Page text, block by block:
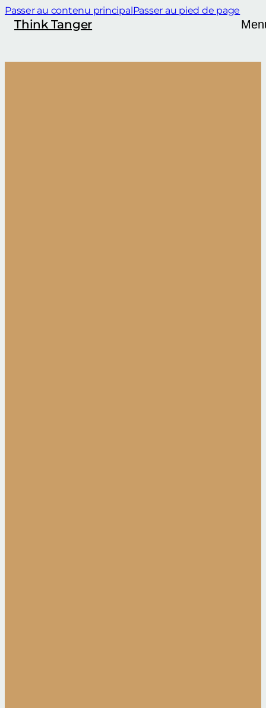
Passer au contenu principalPasser au pied de page
Think Tanger